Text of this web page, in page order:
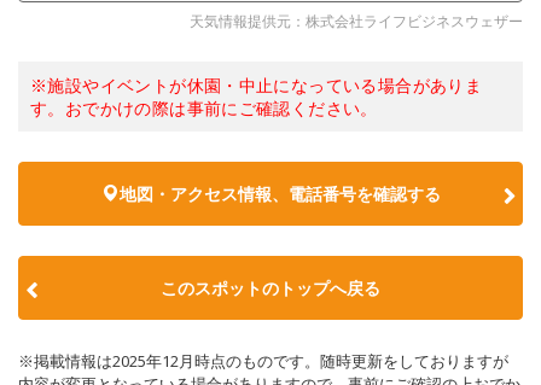
天気情報提供元：株式会社ライフビジネスウェザー
※施設やイベントが休園・中止になっている場合がありま
す。おでかけの際は事前にご確認ください。
地図・アクセス情報、電話番号を確認する
このスポットのトップへ戻る
※掲載情報は2025年12月時点のものです。随時更新をしておりますが